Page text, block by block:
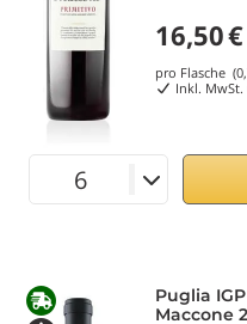
16,50€
pro Flasche
Inkl. MwSt.
Puglia
Maccone